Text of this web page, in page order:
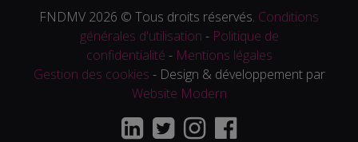
FNDMV 2026 © Tous droits réservés. Conditions
générales d'utilisation - Politique de
confidentialité - Mentions légales
Gestion des cookies - Design & développement par
Website Modern